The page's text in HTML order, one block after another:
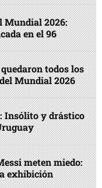
Mundial 2026:
en el 96
todos los
Mundial 2026
Insólito y drástico
meten miedo:
exhibición